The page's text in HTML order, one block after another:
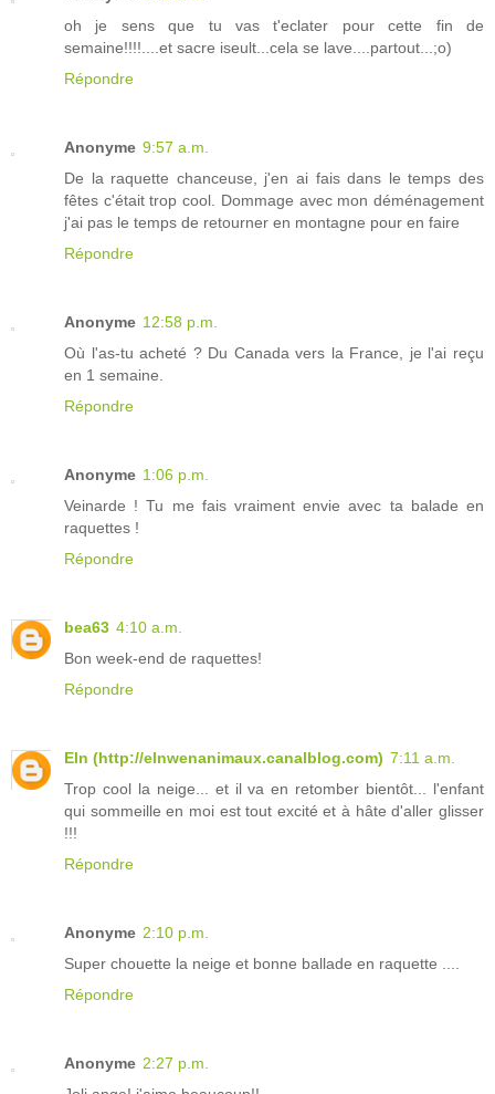
oh je sens que tu vas t'eclater pour cette fin de
semaine!!!!....et sacre iseult...cela se lave....partout...;o)
Répondre
Anonyme 9:57 a.m.
De la raquette chanceuse, j'en ai fais dans le temps des
fêtes c'était trop cool. Dommage avec mon déménagement
j'ai pas le temps de retourner en montagne pour en faire
Répondre
Anonyme 12:58 p.m.
Où l'as-tu acheté ? Du Canada vers la France, je l'ai reçu
en 1 semaine.
Répondre
Anonyme 1:06 p.m.
Veinarde ! Tu me fais vraiment envie avec ta balade en
raquettes !
Répondre
bea63 4:10 a.m.
Bon week-end de raquettes!
Répondre
Eln (http://elnwenanimaux.canalblog.com) 7:11 a.m.
Trop cool la neige... et il va en retomber bientôt... l'enfant
qui sommeille en moi est tout excité et à hâte d'aller glisser
!!!
Répondre
Anonyme 2:10 p.m.
Super chouette la neige et bonne ballade en raquette ....
Répondre
Anonyme 2:27 p.m.